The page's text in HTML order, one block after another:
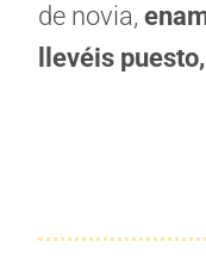
de novia,
llevéis